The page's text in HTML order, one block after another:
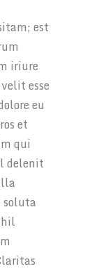
est
iriure
esse
eu
et
qui
delenit